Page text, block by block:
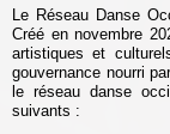
Le Réseau Danse
Créé en novembre
artistiques et
gouvernance nourri
le réseau danse
suivants :